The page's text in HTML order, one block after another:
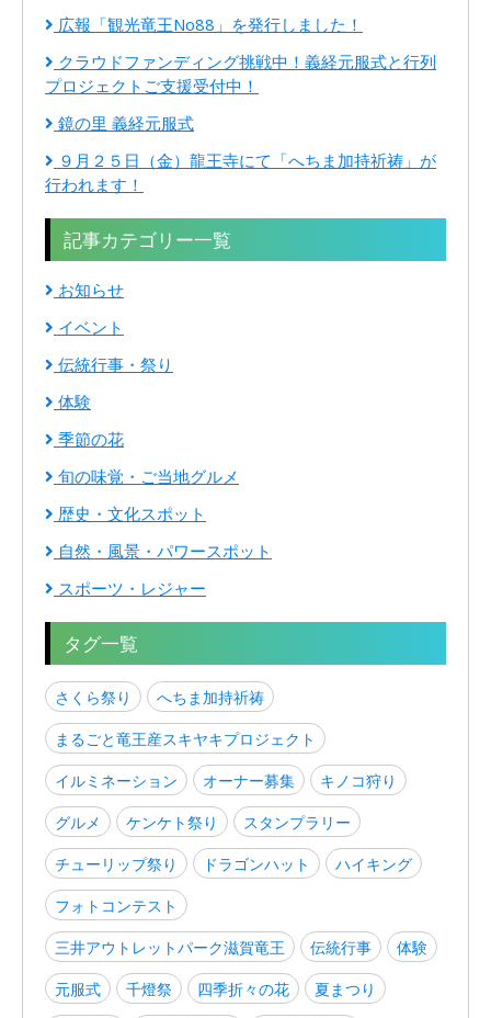
広報「観光竜王No88」を発行しました！
クラウドファンディング挑戦中！義経元服式と行列
プロジェクトご支援受付中！
鏡の里 義経元服式
９月２５日（金）龍王寺にて「へちま加持祈祷」が
行われます！
記事カテゴリー一覧
お知らせ
イベント
伝統行事・祭り
体験
季節の花
旬の味覚・ご当地グルメ
歴史・文化スポット
自然・風景・パワースポット
スポーツ・レジャー
タグ一覧
さくら祭り
へちま加持祈祷
まるごと竜王産スキヤキプロジェクト
イルミネーション
オーナー募集
キノコ狩り
グルメ
ケンケト祭り
スタンプラリー
チューリップ祭り
ドラゴンハット
ハイキング
フォトコンテスト
三井アウトレットパーク滋賀竜王
伝統行事
体験
元服式
千燈祭 四季折々の花
夏まつり